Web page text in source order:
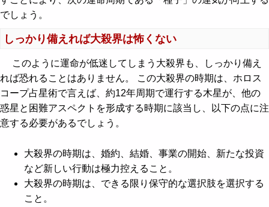
でしょう。
しっかり備えれば大殺界は怖くない
このように運命が低迷してしまう大殺界も、しっかり備え
れば恐れることはありません。 この大殺界の時期は、ホロス
コープ占星術で言えば、約12年周期で運行する木星が、他の
惑星と困難アスペクトを形成する時期に該当し、以下の点に注
意する必要があるでしょう。
大殺界の時期は、婚約、結婚、事業の開始、新たな投資
など新しい行動は極力控えること。
大殺界の時期は、できる限り保守的な選択肢を選択する
こと。